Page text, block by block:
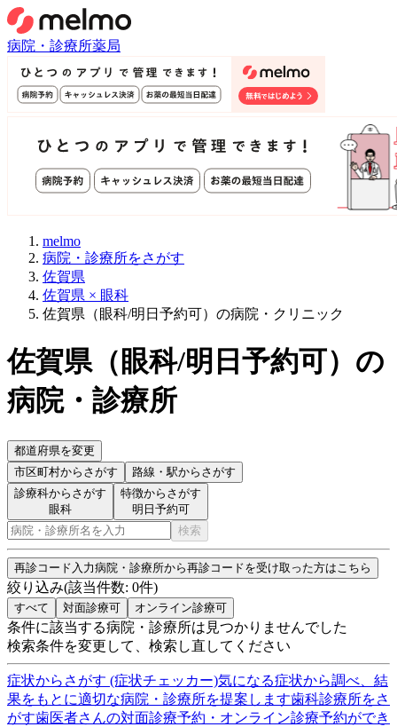
病院・診療所薬局
melmo
病院・診療所をさがす
佐賀県
佐賀県 × 眼科
佐賀県（眼科/明日予約可）の病院・クリニック
佐賀県（ 眼科/明日予約可） の
病院・診療所
都道府県を変更
市区町村からさがす 路線・駅からさがす
診療科からさがす
眼科
特徴からさがす
明日予約可
検索
再診コード入力病院・診療所から再診コードを受け取った方はこちら
絞り込み(該当件数: 0件)
すべて 対面診療可 オンライン診療可
条件に該当する病院・診療所は見つかりませんでした
検索条件を変更して、検索し直してください
症状からさがす (症状チェッカー)気になる症状から調べ、結
果をもとに適切な病院・診療所を提案します歯科診療所をさ
がす歯医者さんの対面診療予約・オンライン診療予約ができ